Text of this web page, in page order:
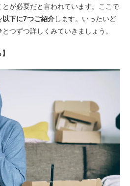
が必要だと言われています。ここで
以下に7つご紹介します。いったいど
つずつ詳しくみていきましょう。